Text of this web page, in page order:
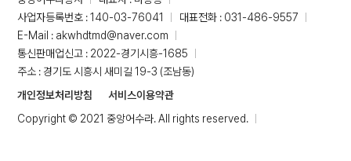
사업자등록번호 : 140-03-76041
대표전화 : 031-486-9557
E-Mail : akwhdtmd@naver.com
통신판매업신고 : 2022-경기시흥-1685
주소 : 경기도 시흥시 새미길 19-3 (조남동)
개인정보처리방침
서비스이용약관
Copyright © 2021 중앙어수라. All rights reserved.